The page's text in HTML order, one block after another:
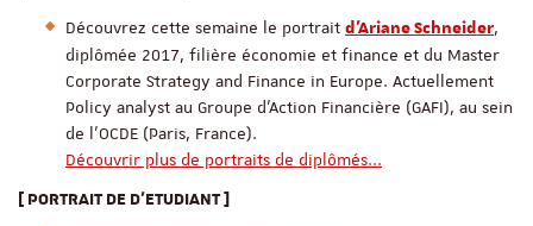
Découvrez cette semaine le portrait d'Ariane Schneider,
diplômée 2017, filière économie et finance et du Master
Corporate Strategy and Finance in Europe. Actuellement
Policy analyst au Groupe d’Action Financière (GAFI), au sein
de l’OCDE (Paris, France).
Découvrir plus de portraits de diplômés...
[ PORTRAIT DE D'ETUDIANT ]